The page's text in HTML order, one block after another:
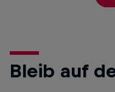
Bleib auf